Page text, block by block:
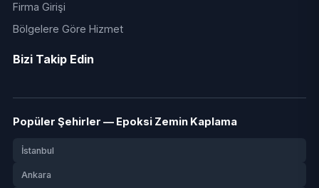
Firma Girişi
Bölgelere Göre Hizmet
Bizi Takip Edin
Popüler Şehirler — Epoksi Zemin Kaplama
İstanbul
Ankara